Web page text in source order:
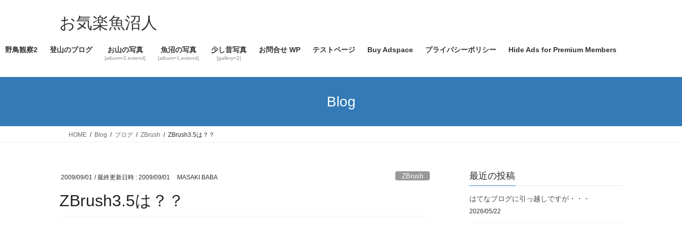
ツ
ス
シ
ン
お気楽魚沼人
野鳥観察2 登山のブログ お山の写真
[album=2,extend]
魚沼の写真
[album=1,extend]
少し昔写真
[gallery=2]
お問合せ WP テストページ Buy Adspace プライバシーポリシー Hide Ads for Premium Members
Blog
HOME Blog ブログ ZBrush ZBrush3.5は？？
2009/09/01 / 最終更新日時 : 2009/09/01 MASAKI BABA ZBrush
ZBrush3.5は？？
最近の投稿
はてなブログに引っ越しですが・・・
2026/05/22